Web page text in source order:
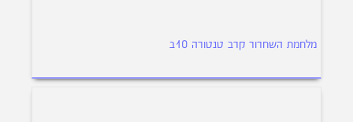
מלחמת השחרור קרב טנטורה 10ב